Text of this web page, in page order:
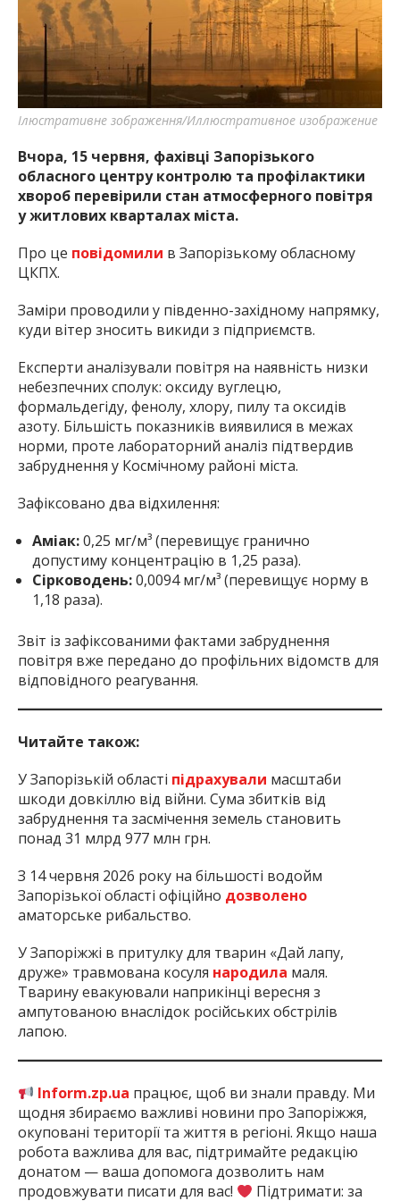
найважливішу інформацію про події
міста Запоріжжя та області.
Ілюстративне зображення/Иллюстративное изображение
Вчора, 15 червня, фахівці Запорізького
обласного центру контролю та профілактики
хвороб перевірили стан атмосферного повітря
у житлових кварталах міста.
Про це повідомили в Запорізькому обласному
ЦКПХ.
Заміри проводили у південно-західному напрямку,
куди вітер зносить викиди з підприємств.
Експерти аналізували повітря на наявність низки
небезпечних сполук: оксиду вуглецю,
формальдегіду, фенолу, хлору, пилу та оксидів
азоту. Більшість показників виявилися в межах
норми, проте лабораторний аналіз підтвердив
забруднення у Космічному районі міста.
Зафіксовано два відхилення:
Аміак:0,25 мг/м³ (перевищує гранично
допустиму концентрацію в 1,25 раза).
Сірководень:0,0094 мг/м³ (перевищує норму в
1,18 раза).
Звіт із зафіксованими фактами забруднення
повітря вже передано до профільних відомств для
відповідного реагування.
Читайте також:
У Запорізькій області підрахували масштаби
шкоди довкіллю від війни. Сума збитків від
забруднення та засмічення земель становить
понад 31 млрд 977 млн грн.
З 14 червня 2026 року на більшості водойм
Запорізької області офіційно дозволено
аматорське рибальство.
У Запоріжжі в притулку для тварин «Дай лапу,
друже» травмована косуля народила маля.
Тварину евакуювали наприкінці вересня з
ампутованою внаслідок російських обстрілів
лапою.
Inform.zp.ua працює, щоб ви знали правду. Ми
щодня збираємо важливі новини про Запоріжжя,
окуповані території та життя в регіоні. Якщо наша
робота важлива для вас, підтримайте редакцію
донатом — ваша допомога дозволить нам
продовжувати писати для вас!
Підтримати: за